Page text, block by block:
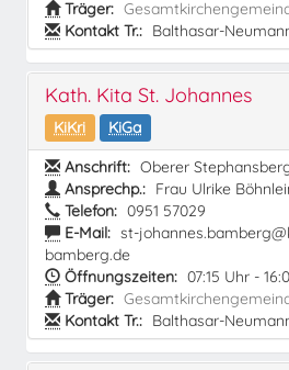
Träger:
Kontakt Tr.: Balthasar-
Kath. Kita St. Johannes
KiKri
KiGa
Anschrift: Oberer
Ansprechp.: Frau Ulrike
Telefon: 0951 57029
E-Mail: st-
bamberg.de
Öffnungszeiten: 07:15 Uhr -
Träger:
Kontakt Tr.: Balthasar-